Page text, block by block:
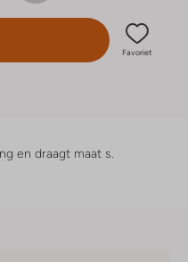
Favoriet
en draagt maat s.